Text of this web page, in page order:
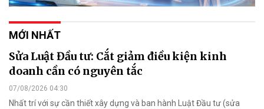
MỚI NHẤT
Sửa Luật Đầu tư: Cắt giảm điều kiện kinh
doanh cần có nguyên tắc
07/08/2026 04:30
Nhất trí với sự cần thiết xây dựng và ban hành Luật Đầu tư (sửa